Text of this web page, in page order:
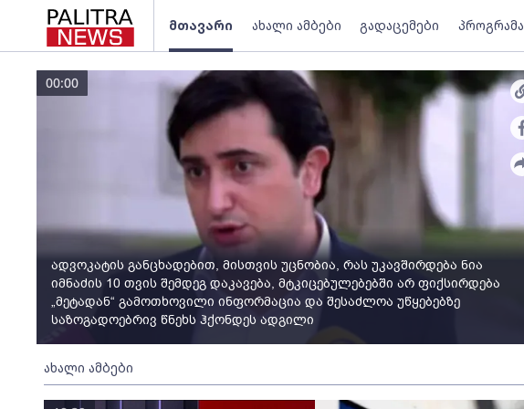
მთავარი ახალი ამბები გადაცემები პროგრამა
ახალი ამბები
ადვოკატის განცხადებით, მისთვის უცნობია, რას უკავშირდება ნია
იმნაძის 10 თვის შემდეგ დაკავება, მტკიცებულებებში არ ფიქსირდება
„მეტადან“ გამოთხოვილი ინფორმაცია და შესაძლოა უწყებებზე
საზოგადოებრივ წნეხს ჰქონდეს ადგილი
00:00